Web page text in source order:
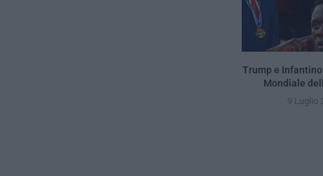
Trump e
Mondiale
9 Luglio